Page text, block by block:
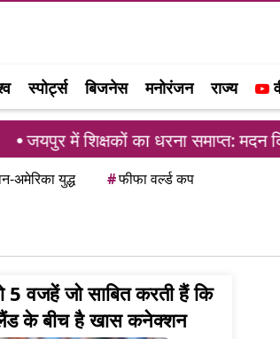
स्पोर्ट्स बिजनेस मनोरंजन राज्य
जयपुर में शिक्षकों का धरना समाप्त: मदन
अमेरिका युद्ध #फीफा वर्ल्ड कप
वजहें जो साबित करती हैं कि
के बीच है खास कनेक्शन